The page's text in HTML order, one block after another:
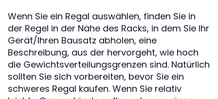
Wenn Sie ein Regal auswählen, finden Sie in
der Regel in der Nähe des Racks, in dem Sie Ihr
Gerät/Ihren Bausatz abholen, eine
Beschreibung, aus der hervorgeht, wie hoch
die Gewichtsverteilungsgrenzen sind. Natürlich
sollten Sie sich vorbereiten, bevor Sie ein
schweres Regal kaufen. Wenn Sie relativ